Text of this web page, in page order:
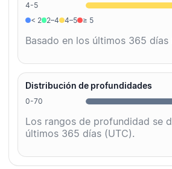
4-5
< 2
2–4 4–5 ≥ 5
Basado en los últimos 365 días
Distribución de profundidades
0-70
Los rangos de profundidad se
últimos 365 días (UTC).